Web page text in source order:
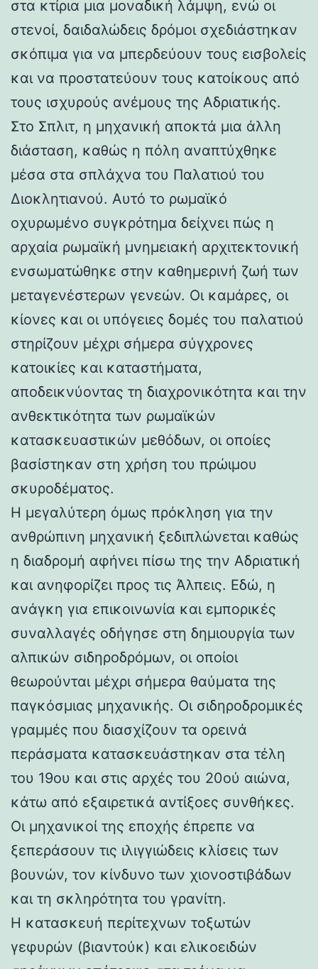
στα κτίρια μια μοναδική λάμψη, ενώ οι
στενοί, δαιδαλώδεις δρόμοι σχεδιάστηκαν
σκόπιμα για να μπερδεύουν τους εισβολείς
και να προστατεύουν τους κατοίκους από
τους ισχυρούς ανέμους της Αδριατικής.
Στο Σπλιτ, η μηχανική αποκτά μια άλλη
διάσταση, καθώς η πόλη αναπτύχθηκε
μέσα στα σπλάχνα του Παλατιού του
Διοκλητιανού. Αυτό το ρωμαϊκό
οχυρωμένο συγκρότημα δείχνει πώς η
αρχαία ρωμαϊκή μνημειακή αρχιτεκτονική
ενσωματώθηκε στην καθημερινή ζωή των
μεταγενέστερων γενεών. Οι καμάρες, οι
κίονες και οι υπόγειες δομές του παλατιού
στηρίζουν μέχρι σήμερα σύγχρονες
κατοικίες και καταστήματα,
αποδεικνύοντας τη διαχρονικότητα και την
ανθεκτικότητα των ρωμαϊκών
κατασκευαστικών μεθόδων, οι οποίες
βασίστηκαν στη χρήση του πρώιμου
σκυροδέματος.
Η μεγαλύτερη όμως πρόκληση για την
ανθρώπινη μηχανική ξεδιπλώνεται καθώς
η διαδρομή αφήνει πίσω της την Αδριατική
και ανηφορίζει προς τις Άλπεις. Εδώ, η
ανάγκη για επικοινωνία και εμπορικές
συναλλαγές οδήγησε στη δημιουργία των
αλπικών σιδηροδρόμων, οι οποίοι
θεωρούνται μέχρι σήμερα θαύματα της
παγκόσμιας μηχανικής. Οι σιδηροδρομικές
γραμμές που διασχίζουν τα ορεινά
περάσματα κατασκευάστηκαν στα τέλη
του 19ου και στις αρχές του 20ού αιώνα,
κάτω από εξαιρετικά αντίξοες συνθήκες.
Οι μηχανικοί της εποχής έπρεπε να
ξεπεράσουν τις ιλιγγιώδεις κλίσεις των
βουνών, τον κίνδυνο των χιονοστιβάδων
και τη σκληρότητα του γρανίτη.
Η κατασκευή περίτεχνων τοξωτών
γεφυρών (βιαντούκ) και ελικοειδών